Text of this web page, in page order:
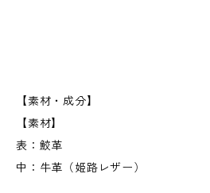
【素材・成分】
【素材】
表：鮫革
中：牛革（姫路レザー）